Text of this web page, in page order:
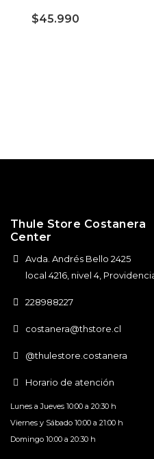
$45.990
Thule Store Costanera
Center
Avda. Andrés Bello 2425
local 4216, nivel 4,
228988227
costanera@thstore.cl
@thulestore.costanera
Horario de atención
Lunes a Jueves 10:00 a 20:30 h
Viernes y Sábado 10:00 a 21:00 h
Domingo 10:00 a 20:30 h